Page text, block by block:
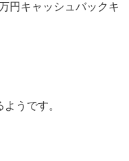
円キャッシュバックキ
うです。